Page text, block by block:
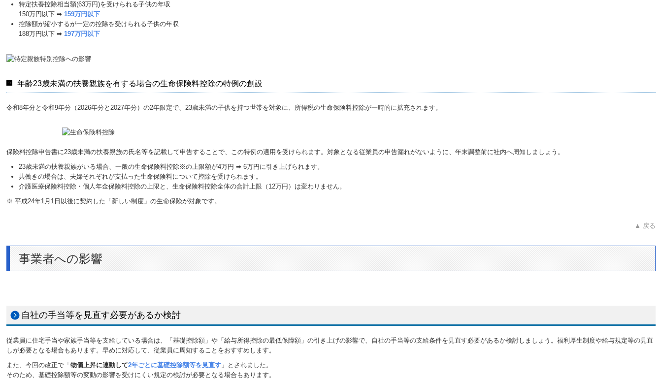
特定扶養控除相当額(63万円)を受けられる子供の年収
150万円以下 ➡159万円以下
控除額が縮小するが一定の控除を受けられる子供の年収
188万円以下 ➡197万円以下
年齢23歳未満の扶養親族を有する場合の生命保険料控除の特例の創設
令和8年分と令和9年分（2026年分と2027年分）の2年限定で、23歳未満の子供を持つ世帯を対象に、所得税の生命保険料控除が一時的に拡充されます。
保険料控除申告書に23歳未満の扶養親族の氏名等を記載して申告することで、この特例の適用を受けられます。対象となる従業員の申告漏れがないように、年末調整前に社内へ周知しましょう。
23歳未満の扶養親族がいる場合、一般の生命保険料控除※の上限額が4万円 ➡ 6万円に引き上げられます。
共働きの場合は、夫婦それぞれが支払った生命保険料について控除を受けられます。
介護医療保険料控除・個人年金保険料控除の上限と、生命保険料控除全体の合計上限（12万円）は変わりません。
※ 平成24年1月1日以後に契約した「新しい制度」の生命保険が対象です。
▲ 戻る
事業者への影響
自社の手当等を見直す必要があるか検討
従業員に住宅手当や家族手当等を支給している場合は、「基礎控除額」や「給与所得控除の最低保障額」の引き上げの影響で、自社の手当等の支給条件を見直す必要があるか検討しましょう。福利厚生制度や給与規定等の見直
しが必要となる場合もあります。早めに対応して、従業員に周知することをおすすめします。
また、今回の改正で「物価上昇に連動して2年ごとに基礎控除額等を見直す 」とされました。
そのため、基礎控除額等の変動の影響を受けにくい規定の検討が必要となる場合もあります。